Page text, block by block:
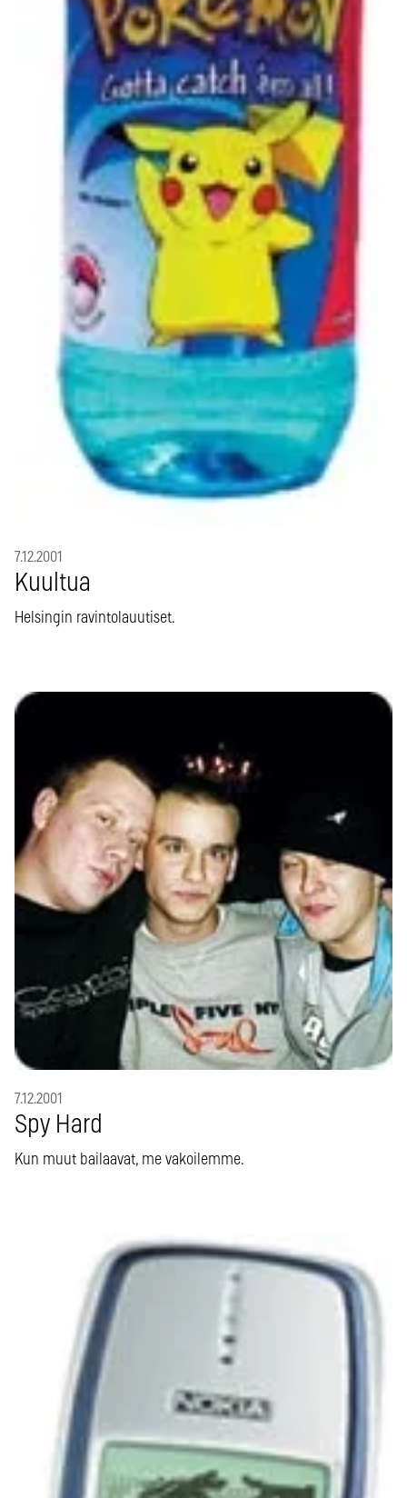
7.12.2001
Kuultua
Helsingin ravintolauutiset.
7.12.2001
Spy Hard
Kun muut bailaavat, me vakoilemme.